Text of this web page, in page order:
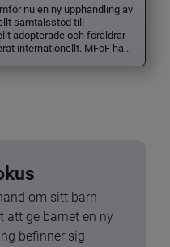
nu en ny upphandling av
samtalsstöd till
adopterade och föräldrar
internationellt. MFoF ha...
om sitt barn
att ge barnet en ny
befinner sig